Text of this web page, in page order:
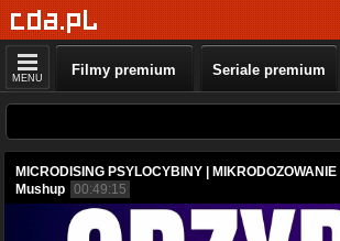
MENU Filmy premium Seriale premium
MICRODISING PSYLOCYBINY |
Mushup 00:49:15